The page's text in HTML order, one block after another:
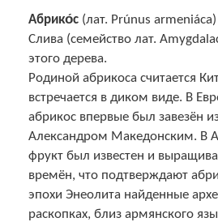
Абрико́с (лат. Prúnus
Слива (семейство лат.
этого дерева.
Родиной абрикоса считается
встречается в диком виде. В
абрикос впервые был завезён
Александром Македонским. В
фрукт был известен и
времён, что подтверждают
эпохи Энеолита найденные
раскопках, близ армянского